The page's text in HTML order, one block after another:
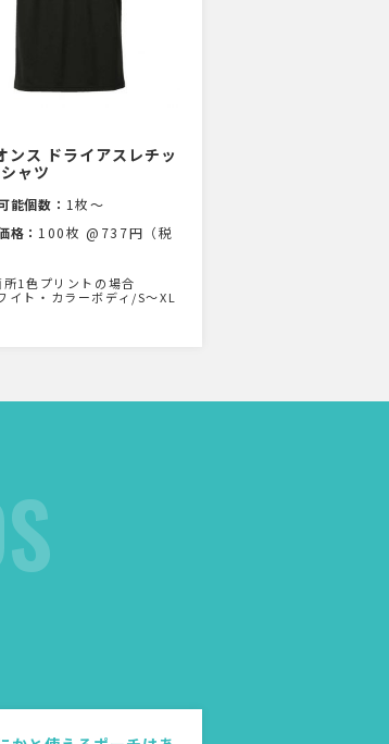
ンス ドライアスレチッ
ャツ
能個数： 1枚〜
格： 100枚 @737円（税
1色プリントの場合
イト・カラーボディ/S〜XL